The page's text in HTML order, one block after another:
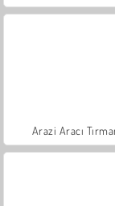
Arazi Aracı